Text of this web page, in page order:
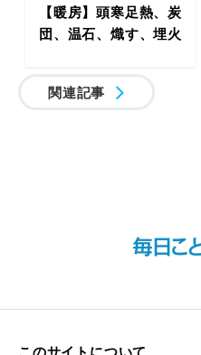
【暖房】頭寒足熱、炭
団、温石、熾す、埋火
関連記事